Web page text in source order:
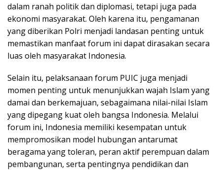
dalam ranah politik dan diplomasi, tetapi juga pada
ekonomi masyarakat. Oleh karena itu, pengamanan
yang diberikan Polri menjadi landasan penting untuk
memastikan manfaat forum ini dapat dirasakan secara
luas oleh masyarakat Indonesia.
Selain itu, pelaksanaan forum PUIC juga menjadi
momen penting untuk menunjukkan wajah Islam yang
damai dan berkemajuan, sebagaimana nilai-nilai Islam
yang dipegang kuat oleh bangsa Indonesia. Melalui
forum ini, Indonesia memiliki kesempatan untuk
mempromosikan model hubungan antarumat
beragama yang toleran, peran aktif perempuan dalam
pembangunan, serta pentingnya pendidikan dan